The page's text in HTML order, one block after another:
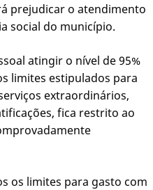
prejudicar o atendimento
social do município.
atingir o nível de 95%
limites estipulados para
extraordinários,
fica restrito ao
os limites para gasto com